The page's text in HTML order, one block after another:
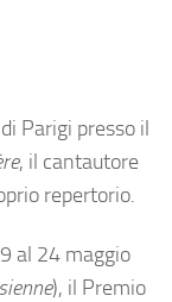
Parigi presso il
, il cantautore
repertorio.
al 24 maggio
), il Premio